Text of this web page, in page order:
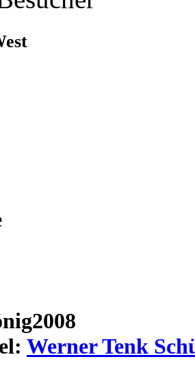
Werner Tenk